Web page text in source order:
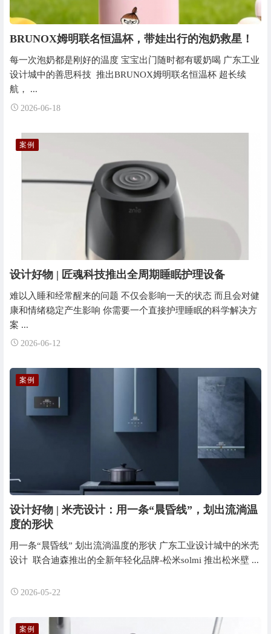
BRUNOX姆明联名恒温杯，带娃出行的泡奶救星！
每一次泡奶都是刚好的温度 宝宝出门随时都有暖奶喝 广东工业
设计城中的善思科技 推出BRUNOX姆明联名恒温杯 超长续
航， ...
2026-06-18
设计好物 | 匠魂科技推出全周期睡眠护理设备
难以入睡和经常醒来的问题 不仅会影响一天的状态 而且会对健
康和情绪稳定产生影响 你需要一个直接护理睡眠的科学解决方
案 ...
2026-06-12
案例
设计好物 | 米壳设计：用一条“晨昏线”，划出流淌温
度的形状
用一条“晨昏线” 划出流淌温度的形状 广东工业设计城中的米壳
设计 联合迪森推出的全新年轻化品牌-松米solmi 推出松米壁 ...
2026-05-22
案例
案例